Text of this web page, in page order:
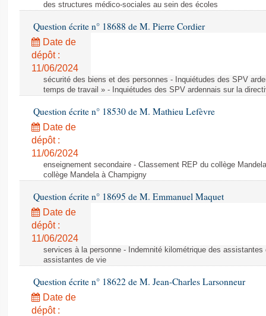
des structures médico-sociales au sein des écoles
Question écrite n° 18688 de M. Pierre Cordier
Date de
dépôt :
11/06/2024
sécurité des biens et des personnes - Inquiétudes des SPV
temps de travail » - Inquiétudes des SPV ardennais sur la
Question écrite n° 18530 de M. Mathieu Lefèvre
Date de
dépôt :
11/06/2024
enseignement secondaire - Classement REP du collège
collège Mandela à Champigny
Question écrite n° 18695 de M. Emmanuel Maquet
Date de
dépôt :
11/06/2024
services à la personne - Indemnité kilométrique des
assistantes de vie
Question écrite n° 18622 de M. Jean-Charles Larsonneur
Date de
dépôt :